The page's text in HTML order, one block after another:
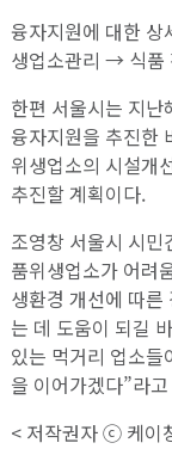
융자지원에 대한
생업소관리 → 식품
한편 서울시는 지
융자지원을 추진한
위생업소의 시설개
추진할 계획이다.
조영창 서울시 시민
품위생업소가 어려
생환경 개선에 따
는 데 도움이 되길
있는 먹거리 업소들
을 이어가겠다”라
< 저작권자 ⓒ 케이